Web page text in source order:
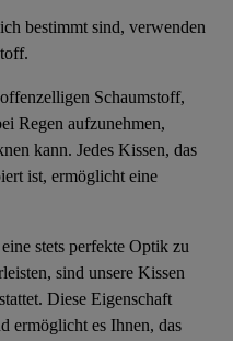
bestimmt sind, verwenden
Schaumstoff,
Regen aufzunehmen,
kann. Jedes Kissen, das
ist, ermöglicht eine
stets perfekte Optik zu
sind unsere Kissen
Diese Eigenschaft
ermöglicht es Ihnen, das